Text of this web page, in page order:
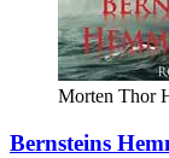
Morten Thor
Bernsteins